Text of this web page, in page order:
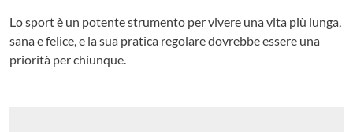
Lo sport è un potente strumento per vivere una vita più lunga,
sana e felice, e la sua pratica regolare dovrebbe essere una
priorità per chiunque.